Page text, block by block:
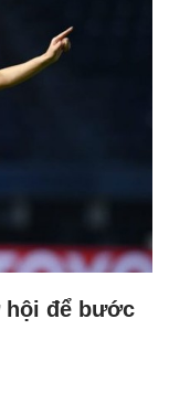
hội để bước